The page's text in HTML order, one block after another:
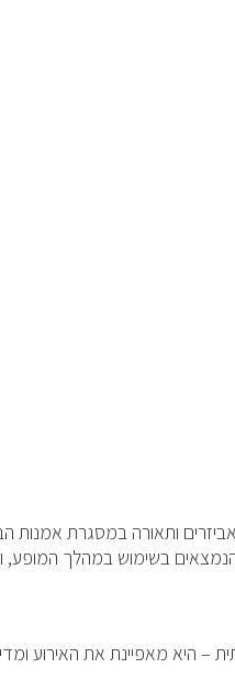
ותאורה במסגרת
הנמצאים בשימוש במהלך
– היא מאפיינת את האירוע